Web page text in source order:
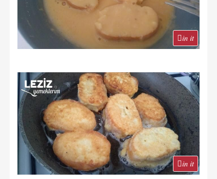
in it
in it